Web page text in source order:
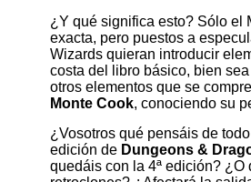
¿Y qué significa esto? Sólo el
exacta, pero puestos a
Wizards quieran introducir
costa del libro básico, bien
otros elementos que se
Monte Cook, conociendo su
¿Vosotros qué pensáis de
edición de Dungeons &
quedáis con la 4ª edición?